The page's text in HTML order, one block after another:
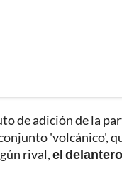
de adición de la
'volcánico',
rival,el